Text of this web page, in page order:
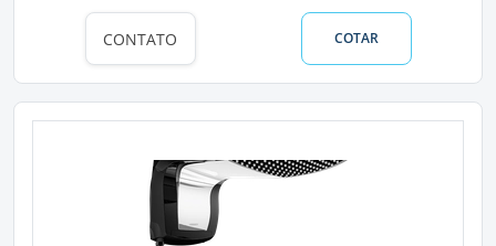
CONTATO COTAR